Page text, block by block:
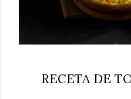
RECETA DE